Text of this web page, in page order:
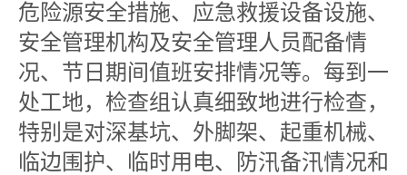
危险源安全措施、应急救援设备设施、
安全管理机构及安全管理人员配备情
况、节日期间值班安排情况等。每到一
处工地，检查组认真细致地进行检查，
特别是对深基坑、外脚架、起重机械、
临边围护、临时用电、防汛备汛情况和